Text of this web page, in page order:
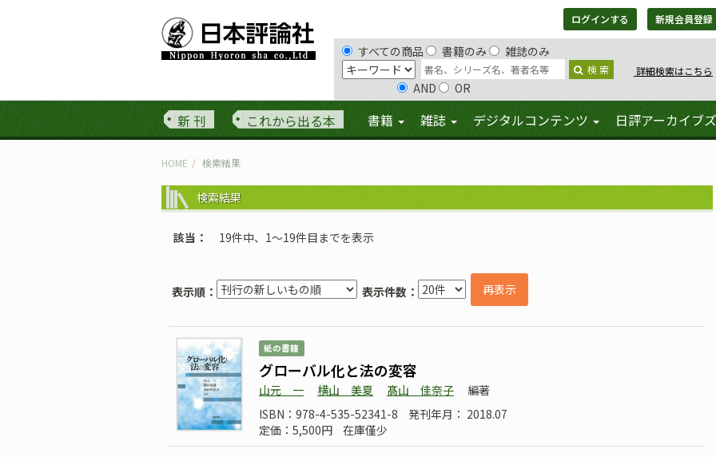
ログインする 新規会員登録
すべての商品 書籍のみ 雑誌のみ
検 索 詳細検索はこちら
AND OR
新 刊 これから出る本 書籍 雑誌 デジタルコンテンツ 日評アーカイブズ
HOME 検索結果
検索結果
該当 19件中、1〜19件目までを表示
表示順： 表示件数： 再表示
紙の書籍
グローバル化と法の変容
山元 一 横山 美夏 髙山 佳奈子
編著
ISBN：978-4-535-52341-8
発刊年月： 2018.07
定価：5,500円
在庫僅少